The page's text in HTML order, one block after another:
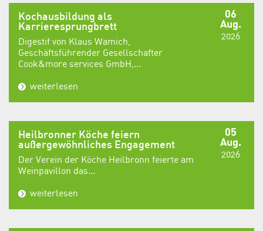
06
Aug.
2026
Kochausbildung als
Karrieresprungbrett
Digestif von Klaus Wamich,
Geschäftsführender Gesellschafter
Cook&more services GmbH,...
weiterlesen
05
Aug.
2026
Heilbronner Köche feiern
außergewöhnliches Engagement
Der Verein der Köche Heilbronn feierte am
Weinpavillon das...
weiterlesen